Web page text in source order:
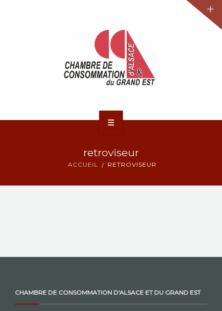
retroviseur
ACCUEIL RETROVISEUR
CHAMBRE DE CONSOMMATION D'ALSACE ET DU GRAND EST